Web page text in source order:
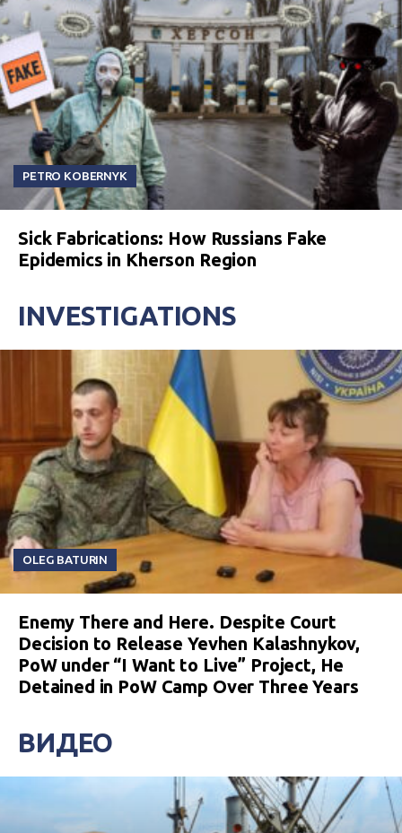
PETRO KOBERNYK
Sick Fabrications: How Russians Fake
Epidemics in Kherson Region
INVESTIGATIONS
OLEG BATURIN
Enemy There and Here. Despite Court
Decision to Release Yevhen Kalashnykov,
PoW under “I Want to Live” Project, He
Detained in PoW Camp Over Three Years
ВИДЕО